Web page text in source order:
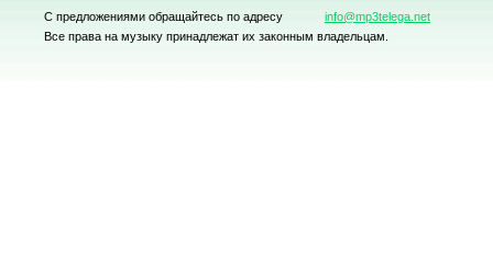
С предложениями обращайтесь по адресу
info@mp3telega.net
Все права на музыку принадлежат их законным владельцам.